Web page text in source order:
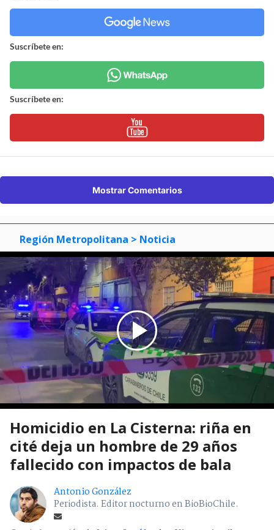
Suscríbete en:
Suscríbete en:
Mostrar Comentarios
Región Metropolitana > Noticia
Homicidio en La Cisterna: riña en
cité deja un hombre de 29 años
fallecido con impactos de bala
Antonio González
Periodista. Editor nocturno en BioBioChile.